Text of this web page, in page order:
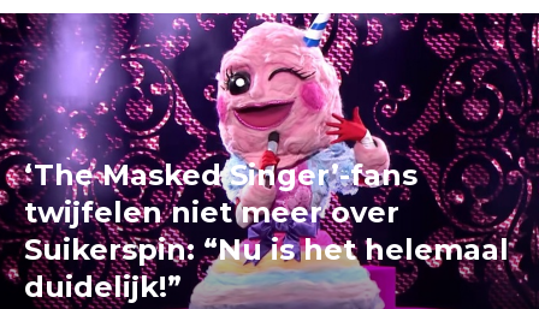
‘The Masked Singer’-fans
twijfelen niet meer over
Suikerspin: “Nu is het helemaal
duidelijk!”